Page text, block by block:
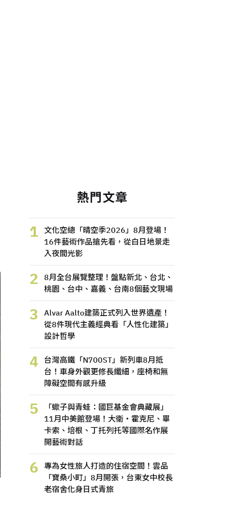
熱門文章
1
文化空總「晴空季2026」8月登場！
16件藝術作品搶先看，從白日地景走
入夜間光影
2
8月全台展覽整理！盤點新北、台北、
桃園、台中、嘉義、台南8個藝文現場
3
Alvar Aalto建築正式列入世界遺產！
從8件現代主義經典看「人性化建築」
設計哲學
4
台灣高鐵「N700ST」新列車8月抵
台！車身外觀更修長纖細，座椅和無
障礙空間有感升級
5
「蠍子與青蛙：國巨基金會典藏展」
11月中美館登場！大衛・霍克尼、畢
卡索、培根、丁托列托等國際名作展
開藝術對話
6
專為女性旅人打造的住宿空間！雲品
「寶桑小町」8月開張，台東女中校長
老宿舍化身日式青旅